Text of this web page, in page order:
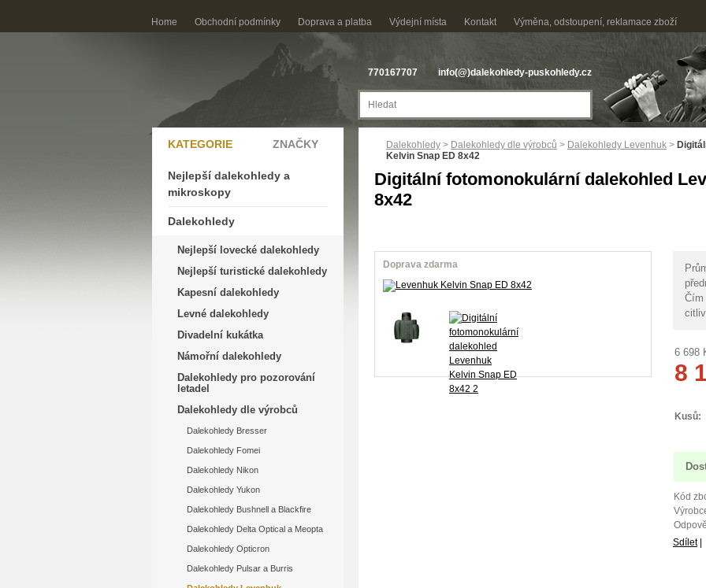
Home Obchodní podmínky Doprava a platba Výdejní místa Kontakt Výměna, odstoupení, reklamace zboží
770167707 info(@)dalekohledy-puskohledy.cz
Dalekohledy > Dalekohledy dle výrobců > Dalekohledy Levenhuk >
Kelvin Snap ED 8x42
Digitální fotomonokulární dalekohled
8x42
Doprava zdarma
Čím
6 698
8
Kusů:
Kód
Sdílet
KATEGORIE ZNAČKY
Nejlepší dalekohledy a
mikroskopy
Dalekohledy
Nejlepší lovecké dalekohledy
Nejlepší turistické dalekohledy
Kapesní dalekohledy
Levné dalekohledy
Divadelní kukátka
Námořní dalekohledy
Dalekohledy pro pozorování
letadel
Dalekohledy dle výrobců
Dalekohledy Bresser
Dalekohledy Fomei
Dalekohledy Nikon
Dalekohledy Yukon
Dalekohledy Bushnell a Blackfire
Dalekohledy Delta Optical a Meopta
Dalekohledy Opticron
Dalekohledy Pulsar a Burris